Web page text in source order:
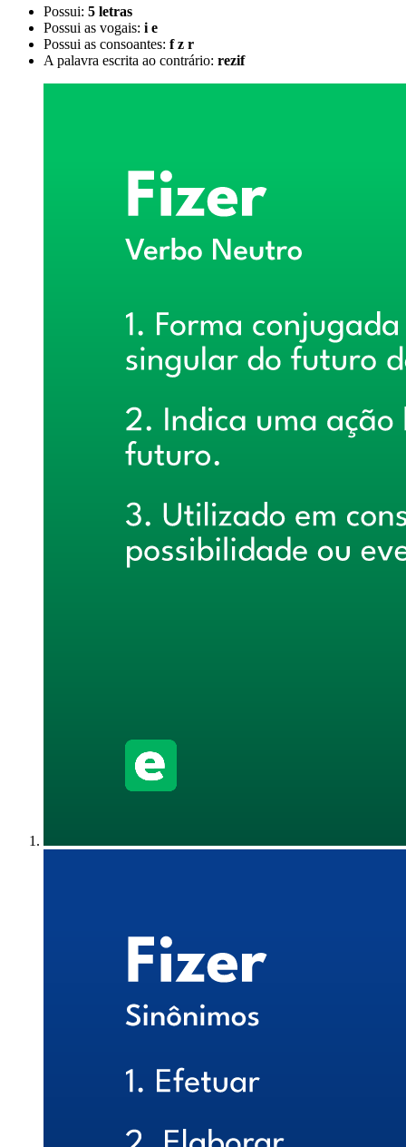
Possui: 5 letras
Possui as vogais: i e
Possui as consoantes: f z r
A palavra escrita ao contrário: rezif